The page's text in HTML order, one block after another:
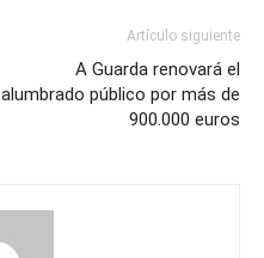
Artículo siguiente
A Guarda renovará el
alumbrado público por más de
900.000 euros